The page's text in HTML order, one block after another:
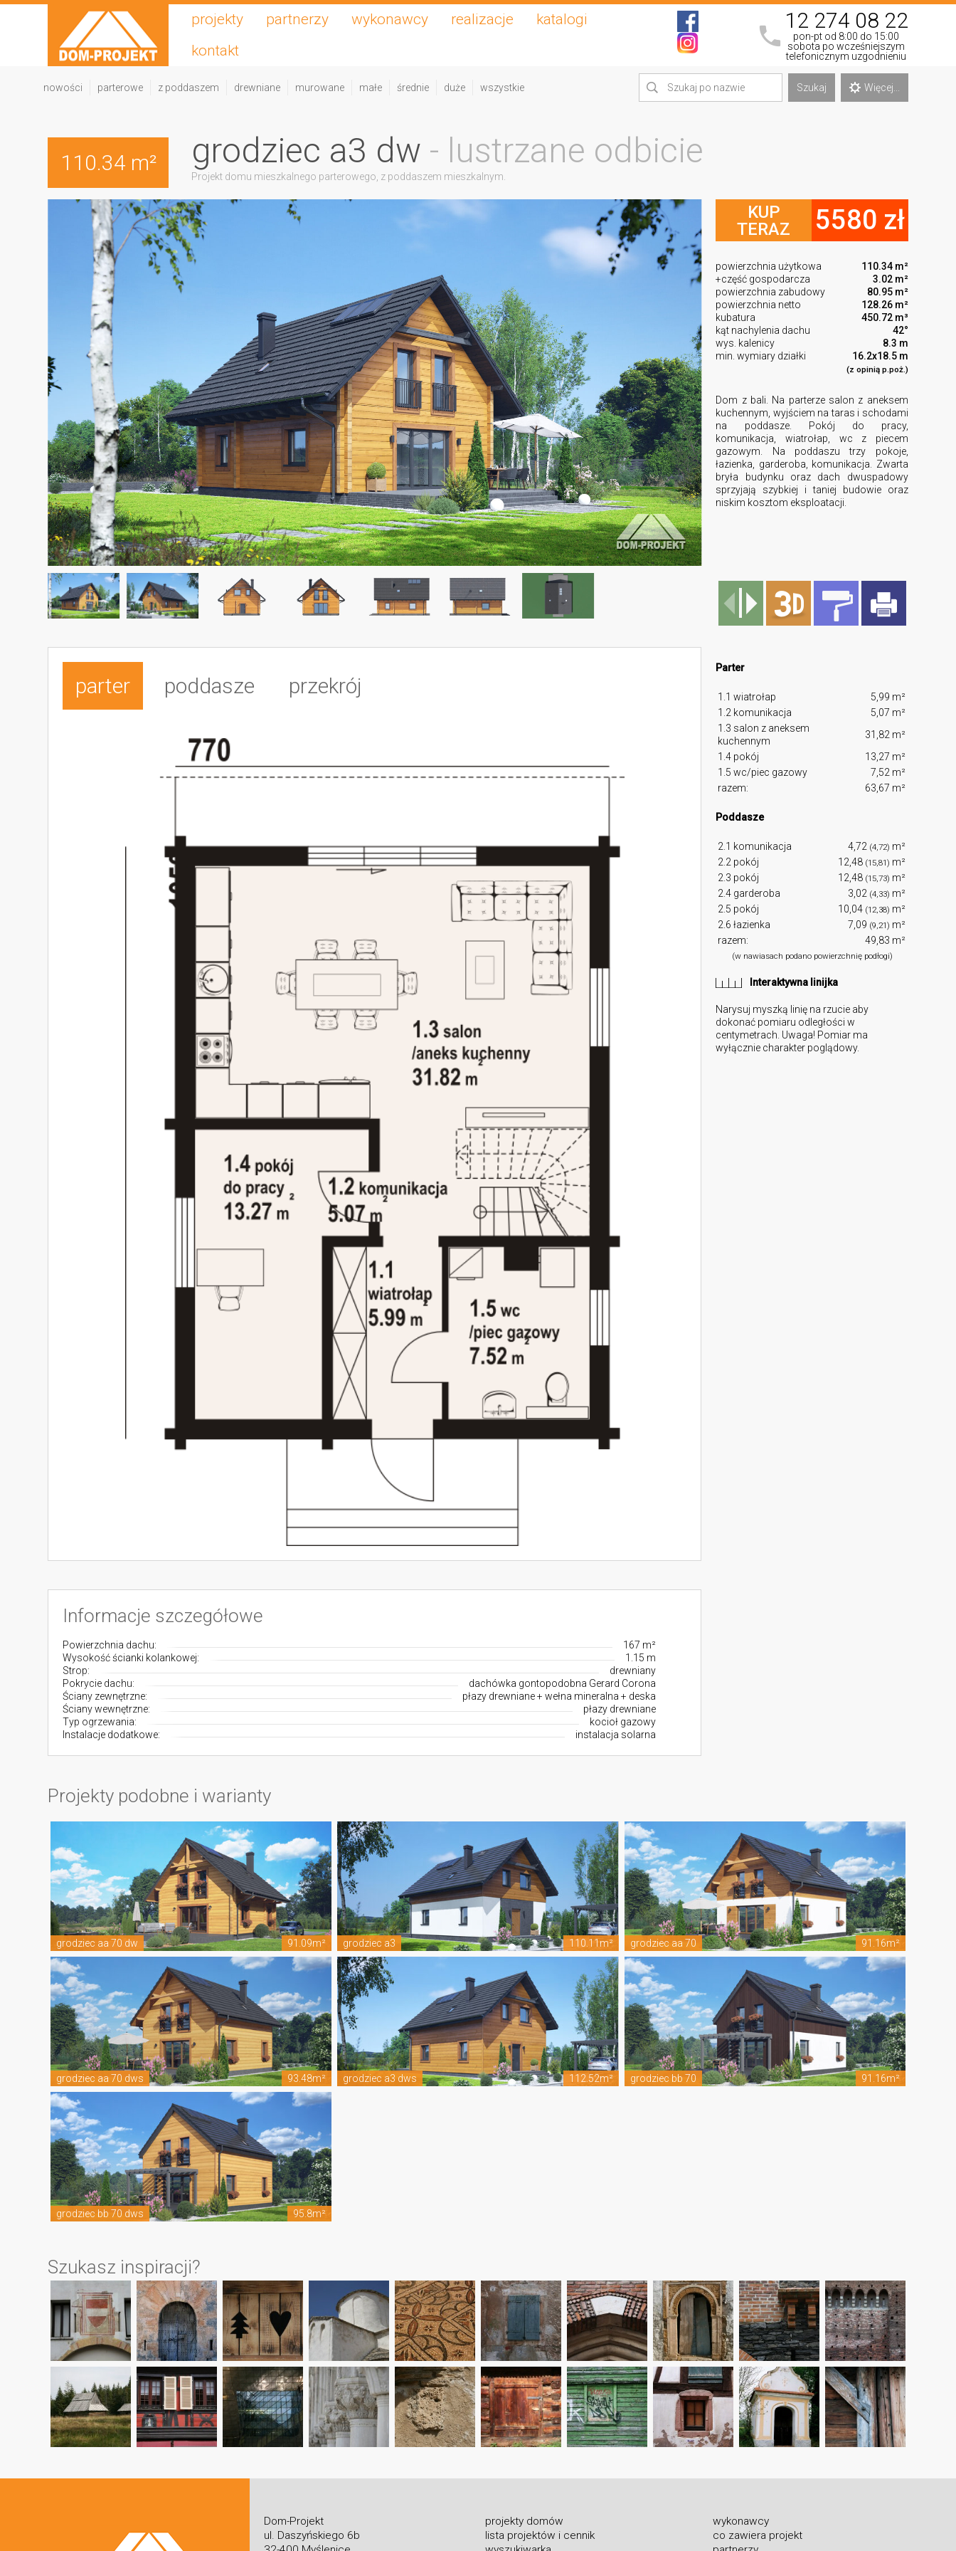
projekty partnerzy wykonawcy realizacje
katalogi
kontakt
12 274 08 22
pon-pt od 8:00 do 15:00
sobota po wcześniejszym
telefonicznym uzgodnieniu
nowości parterowe z poddaszem drewniane murowane małe średnie duże wszystkie Szukaj Więcej...
110.34 m² grodziec a3 dw - lustrzane odbicie
Projekt domu mieszkalnego parterowego, z poddaszem mieszkalnym.
KUP
TERAZ
5580 zł
powierzchnia użytkowa
110.34 m²
+część gospodarcza
3.02 m²
powierzchnia zabudowy
80.95 m²
powierzchnia netto
128.26 m²
kubatura
450.72 m³
kąt nachylenia dachu
42°
wys. kalenicy
8.3 m
min. wymiary działki
16.2x18.5 m
(z opinią p.poż.)
Dom z bali. Na parterze salon z aneksem
kuchennym, wyjściem na taras i schodami
na poddasze. Pokój do pracy,
komunikacja, wiatrołap, wc z piecem
gazowym. Na poddaszu trzy pokoje,
łazienka, garderoba, komunikacja. Zwarta
bryła budynku oraz dach dwuspadowy
sprzyjają szybkiej i taniej budowie oraz
niskim kosztom eksploatacji.
parter poddasze przekrój
Parter
1.1 wiatrołap
5,99 m²
1.2 komunikacja
5,07 m²
1.3 salon z aneksem
kuchennym
31,82 m²
1.4 pokój
13,27 m²
1.5 wc/piec gazowy
7,52 m²
razem:
63,67 m²
Poddasze
2.1 komunikacja 4,72 (4,72) m²
2.2 pokój
12,48 (15,81) m²
2.3 pokój
12,48 (15,73) m²
2.4 garderoba
3,02 (4,33) m²
2.5 pokój
10,04 (12,38) m²
2.6 łazienka
7,09 (9,21) m²
razem:
49,83 m²
(w nawiasach podano powierzchnię podłogi)
Interaktywna linijka
Narysuj myszką linię na rzucie aby
dokonać pomiaru odległości w
centymetrach. Uwaga! Pomiar ma
wyłącznie charakter poglądowy.
Informacje szczegółowe
Powierzchnia dachu:
167 m²
Wysokość ścianki kolankowej:
1.15 m
Strop:
drewniany
Pokrycie dachu:
dachówka gontopodobna Gerard Corona
Ściany zewnętrzne:
płazy drewniane + wełna mineralna + deska
Ściany wewnętrzne:
płazy drewniane
Typ ogrzewania:
kocioł gazowy
Instalacje dodatkowe:
instalacja solarna
Projekty podobne i warianty
grodziec aa 70 dw 91.09m² grodziec a3 110.11m² grodziec aa 70 91.16m²
grodziec aa 70 dws 93.48m² grodziec a3 dws 112.52m² grodziec bb 70 91.16m²
grodziec bb 70 dws 95.8m²
Szukasz inspiracji?
Dom-Projekt
ul. Daszyńskiego 6b
projekty domów
lista projektów i cennik
wykonawcy
co zawiera projekt